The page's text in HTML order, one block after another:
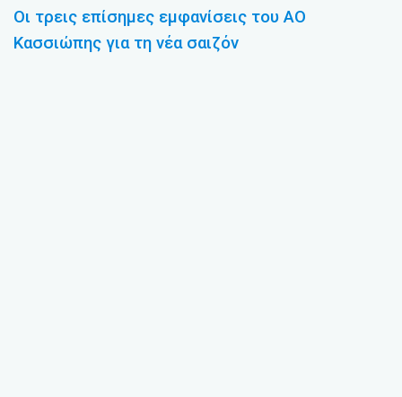
Οι τρεις επίσημες εμφανίσεις του ΑΟ
Κασσιώπης για τη νέα σαιζόν